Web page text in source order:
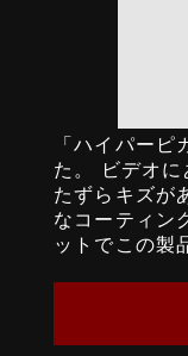
「ハイパー
た。 ビデオ
たずらキズが
なコーティン
ットでこの製